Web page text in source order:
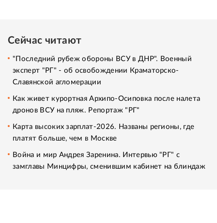
Сейчас читают
"Последний рубеж обороны ВСУ в ДНР". Военный
эксперт "РГ" - об освобождении Краматорско-
Славянской агломерации
Как живет курортная Архипо-Осиповка после налета
дронов ВСУ на пляж. Репортаж "РГ"
Карта высоких зарплат-2026. Названы регионы, где
платят больше, чем в Москве
Война и мир Андрея Заренина. Интервью "РГ" с
замглавы Минцифры, сменившим кабинет на блиндаж